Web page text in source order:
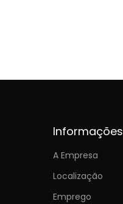
Informações
A Empresa
Localização
Emprego